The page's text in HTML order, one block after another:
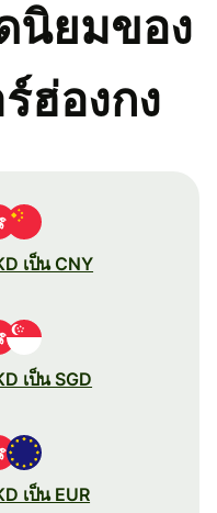
นิยมของ
ฮ่องกง
เป็น CNY
เป็น SGD
เป็น EUR